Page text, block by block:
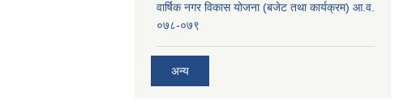
वार्षिक नगर विकास योजना (बजेट तथा कार्यक्रम) आ.व.
०७८-०७९
अन्य